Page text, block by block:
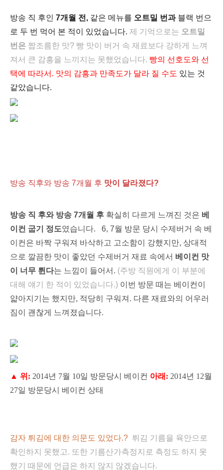
방송 직 후인 7개월 전, 같은 메뉴를 오트밀 번과블랙 번으
로 두 번 먹어 본 적이
있었습니다. 제 기억으로는 오트밀
번은 짭조름한 맛? 빵 맛이 버거 속 재료보다 강하게 느껴
져서 큰 감흥을 느끼지는 못했었습니다. 빵의 선호도와 선
택에 따라서. 맛의 감흥과 만족도가 달라 질 수도 있는 것
같았습니다.
방송 직후와 방송 7개월 후 맛이 달라졌다?
방송 직 후와 방송 7개월 후 확실히 다르게 느껴진 것은 베
이컨 굽기 정도였습니다.
6, 7월 방문 당시 수제버거 속 베
이컨은 바짝 구워져 바삭하고 고소함이 강했지만, 상대적
으로 깔끔한 맛이 좋았던 수제버거 재료 속에서 베이컨 맛
이 너무 튄다는 느낌이 들어서. (주방 직원에게
이 부분에
대해 얘기 한 적 이 있었습니다.) 이번 방문 때는 베이컨이
얇아지기는 했지만, 적당히 구워져. 다른 재료와의 어우러
짐이 괜찮게 느껴졌습니다.
▲ 위: 2014년 7월 10일 방문당시 베이컨 아래: 2014년 12월
27일 방문당시 베이컨 상태
감자 튀김에 대한 의 문도 있었다.? 튀김 기름을 육안으로
확인하지 못했고. 또한 기름산가측정지로 측정도 하지 못
했기 때문에 언급은 하지 않지 않겠습니다.